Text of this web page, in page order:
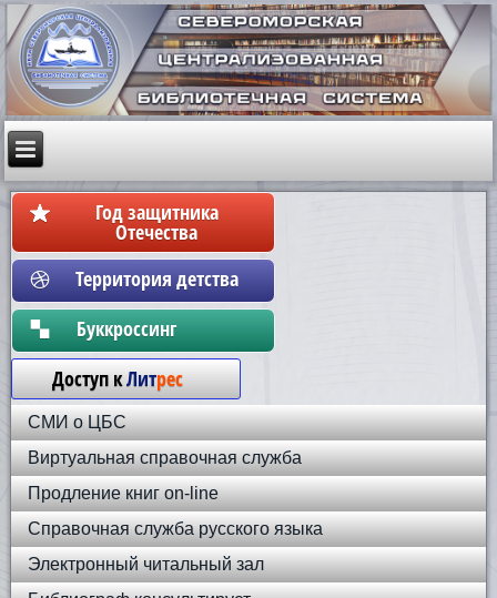
Год защитника
Отечества
Территория детства
Бyккpoccинг
Доступ кЛитрес
СМИ о ЦБС
Виртуальная справочная служба
Продление книг on-line
Справочная служба русского языка
Электронный читальный зал